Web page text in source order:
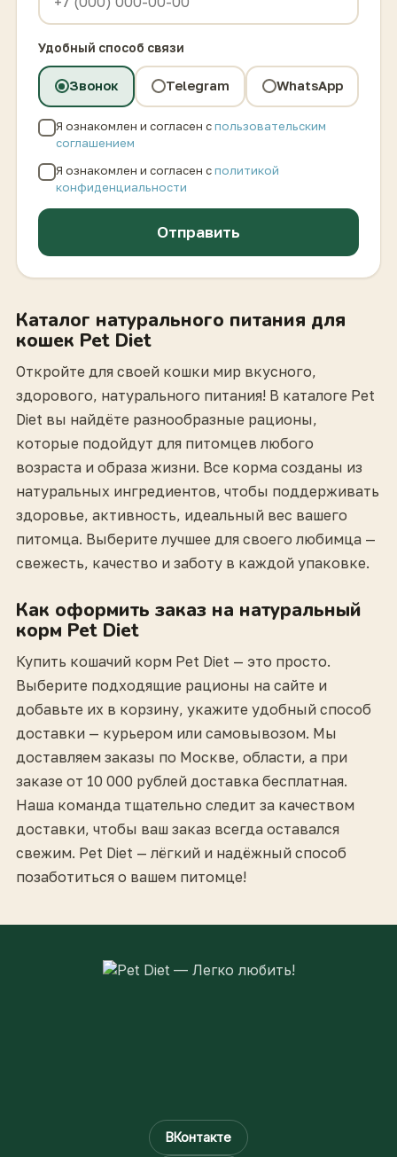
Удобный способ связи
Звонок Telegram WhatsApp
Я ознакомлен и согласен спользовательским
соглашением
Я ознакомлен и согласен сполитикой
конфиденциальности
Отправить
Каталог натурального питания для
кошек Pet Diet
Откройте для своей кошки мир вкусного,
здорового, натурального питания! В каталоге Pet
Diet вы найдёте разнообразные рационы,
которые подойдут для питомцев любого
возраста и образа жизни. Все корма созданы из
натуральных ингредиентов, чтобы поддерживать
здоровье, активность, идеальный вес вашего
питомца. Выберите лучшее для своего любимца —
свежесть, качество и заботу в каждой упаковке.
Как оформить заказ на натуральный
корм Pet Diet
Купить кошачий корм Pet Diet — это просто.
Выберите подходящие рационы на сайте и
добавьте их в корзину, укажите удобный способ
доставки — курьером или самовывозом. Мы
доставляем заказы по Москве, области, а при
заказе от 10 000 рублей доставка бесплатная.
Наша команда тщательно следит за качеством
доставки, чтобы ваш заказ всегда оставался
свежим. Pet Diet — лёгкий и надёжный способ
позаботиться о вашем питомце!
ВКонтакте